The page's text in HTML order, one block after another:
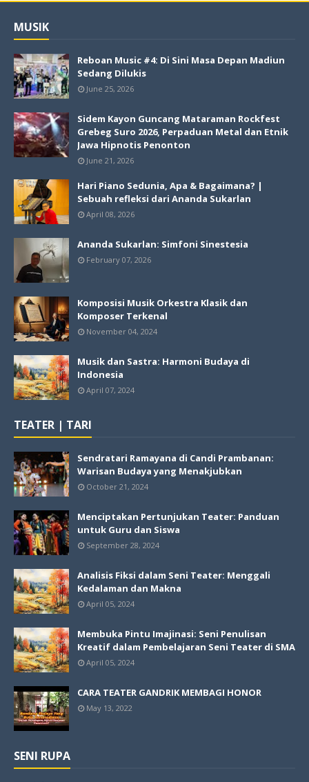
MUSIK
Reboan Music #4: Di Sini Masa Depan Madiun
Sedang Dilukis
June 25, 2026
Sidem Kayon Guncang Mataraman Rockfest
Grebeg Suro 2026, Perpaduan Metal dan Etnik
Jawa Hipnotis Penonton
June 21, 2026
Hari Piano Sedunia, Apa & Bagaimana? |
Sebuah refleksi dari Ananda Sukarlan
April 08, 2026
Ananda Sukarlan: Simfoni Sinestesia
February 07, 2026
Komposisi Musik Orkestra Klasik dan
Komposer Terkenal
November 04, 2024
Musik dan Sastra: Harmoni Budaya di
Indonesia
April 07, 2024
TEATER | TARI
Sendratari Ramayana di Candi Prambanan:
Warisan Budaya yang Menakjubkan
October 21, 2024
Menciptakan Pertunjukan Teater: Panduan
untuk Guru dan Siswa
September 28, 2024
Analisis Fiksi dalam Seni Teater: Menggali
Kedalaman dan Makna
April 05, 2024
Membuka Pintu Imajinasi: Seni Penulisan
Kreatif dalam Pembelajaran Seni Teater di SMA
April 05, 2024
CARA TEATER GANDRIK MEMBAGI HONOR
May 13, 2022
SENI RUPA